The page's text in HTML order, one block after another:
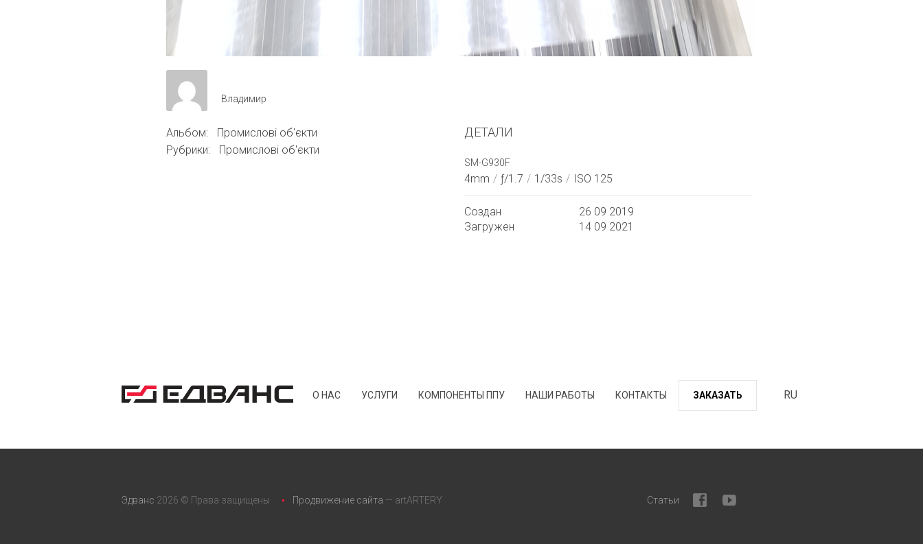
Владимир
Альбом:
Промислові об'єкти
Рубрики:
Промислові об'єкти
ДЕТАЛИ
SM-G930F
4mm / ƒ/1.7 / 1/33s / ISO 125
Создан
26 09 2019
Загружен
14 09 2021
О НАС УСЛУГИ КОМПОНЕНТЫ ППУ НАШИ РАБОТЫ КОНТАКТЫ ЗАКАЗАТЬ RU
Эдванс 2026 © Права защищены Продвижение сайта — artARTERY Статьи facebook